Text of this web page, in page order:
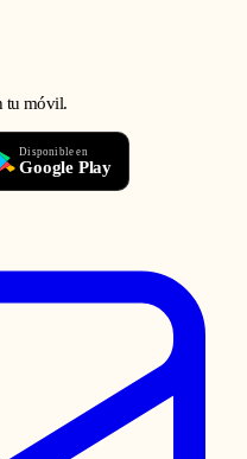
tu móvil.
Disponible en
Google Play